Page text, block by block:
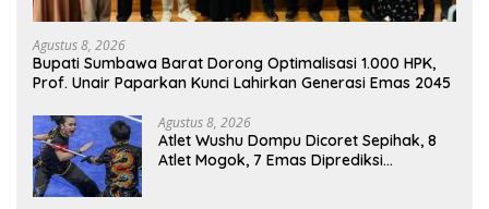
Agustus 8, 2026
Bupati Sumbawa Barat Dorong Optimalisasi 1.000 HPK,
Prof. Unair Paparkan Kunci Lahirkan Generasi Emas 2045
Agustus 8, 2026
Atlet Wushu Dompu Dicoret Sepihak, 8
Atlet Mogok, 7 Emas Diprediksi